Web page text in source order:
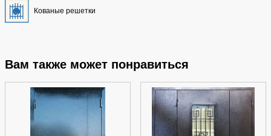
Кованые решетки
Вам также может понравиться